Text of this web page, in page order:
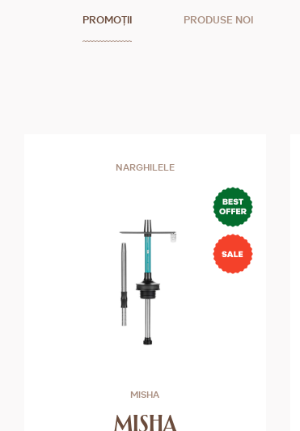
PROMOȚII PRODUSE NOI
NARGHILELE
MISHA
MISHA